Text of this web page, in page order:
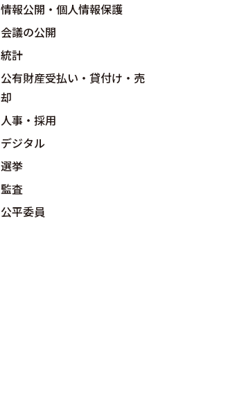
情報公開・個人情報保護
会議の公開
統計
公有財産受払い・貸付け・売
却
人事・採用
デジタル
選挙
監査
公平委員